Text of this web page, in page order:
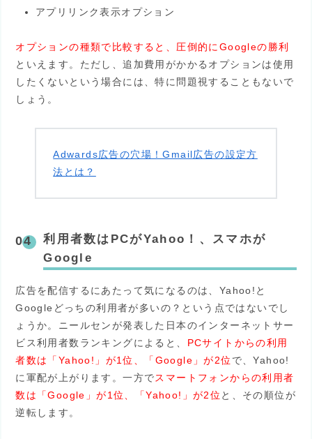
アプリリンク表示オプション
オプションの種類で比較すると、圧倒的にGoogleの勝利
といえます。ただし、追加費用がかかるオプションは使用
したくないという場合には、特に問題視することもないで
しょう。
Adwards広告の穴場！Gmail広告の設定方
法とは？
利用者数はPCがYahoo！、スマホが
Google
広告を配信するにあたって気になるのは、Yahoo!と
Googleどっちの利用者が多いの？という点ではないでし
ょうか。ニールセンが発表した日本のインターネットサー
ビス利用者数ランキングによると、 PCサイトからの利用
者数は「Yahoo!」が1位、「Google」が2位 で、Yahoo!
に軍配が上がります。一方でスマートフォンからの利用者
数は「Google」が1位、「Yahoo!」が2位 と、その順位が
逆転します。